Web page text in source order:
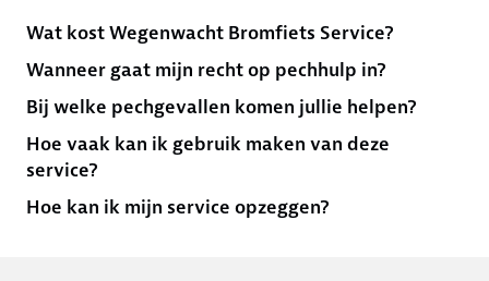
Wat kost Wegenwacht Bromfiets Service?
Wanneer gaat mijn recht op pechhulp in?
Bij welke pechgevallen komen jullie helpen?
Hoe vaak kan ik gebruik maken van deze
service?
Hoe kan ik mijn service opzeggen?